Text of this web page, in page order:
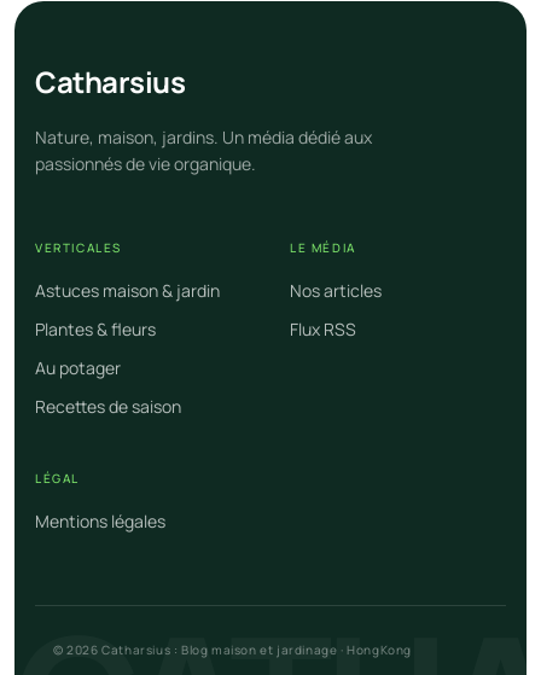
Catharsius
Nature, maison, jardins. Un média dédié aux
passionnés de vie organique.
VERTICALES
Astuces maison & jardin
Plantes & fleurs
Au potager
Recettes de saison
LE MÉDIA
Nos articles
Flux RSS
LÉGAL
Mentions légales
© 2026 Catharsius : Blog maison et jardinage · HongKong